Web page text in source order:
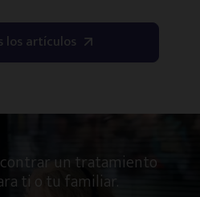
los artículos
un tratamiento
ti o tu familiar.